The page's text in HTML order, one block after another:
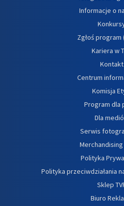
Informacje o
Zgłoś program
Kariera w
Kontakt
Centrum
Komisja
Program dla
Dla
Serwis
Merchandising
Polityka
Polityka przeciwdziałania
Sklep
Biuro